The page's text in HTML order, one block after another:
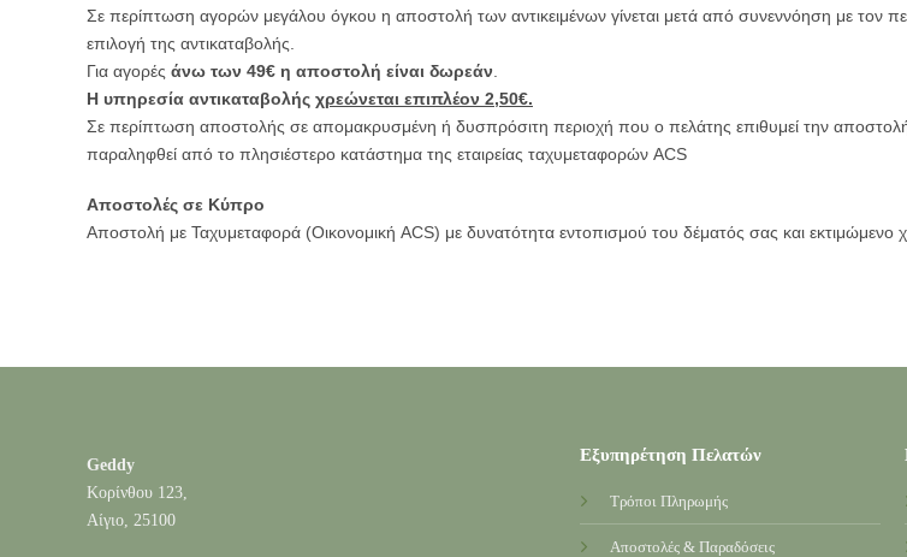
Σε περίπτωση αγορών μεγάλου όγκου η αποστολή των αντικειμένων γίνεται μετά από συνεννόηση με τον
επιλογή της αντικαταβολής.
Για αγορές άνω των 49€ η αποστολή είναι δωρεάν
Η υπηρεσία αντικαταβολής χρεώνεται επιπλέον 2,50€.
Σε περίπτωση αποστολής σε απομακρυσμένη ή δυσπρόσιτη περιοχή που ο πελάτης επιθυμεί την
παραληφθεί από το πλησιέστερο κατάστημα της εταιρείας ταχυμεταφορών ACS
Αποστολές σε Κύπρο
Αποστολή με Ταχυμεταφορά (Οικονομική ACS) με δυνατότητα εντοπισμού του δέματός σας και
Geddy
Κορίνθου 123,
Αίγιο, 25100
Εξυπηρέτηση Πελατών
Τρόποι Πληρωμής
Αποστολές & Παραδόσεις